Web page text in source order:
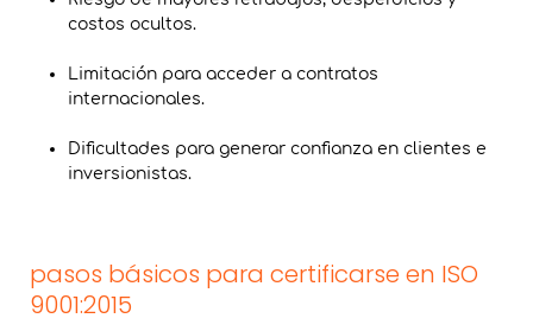
costos ocultos.
Limitación para acceder a contratos
internacionales.
Dificultades para generar confianza en clientes e
inversionistas.
pasos básicos para certificarse en ISO
9001:2015